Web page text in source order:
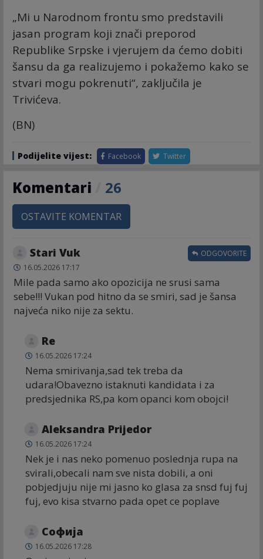
„Mi u Narodnom frontu smo predstavili
jasan program koji znači preporod
Republike Srpske i vjerujem da ćemo dobiti
šansu da ga realizujemo i pokažemo kako se
stvari mogu pokrenuti“, zaključila je
Trivićeva.
(BN)
Podijelite vijest: Facebook Twitter
Komentari 26
OSTAVITE KOMENTAR
Stari Vuk
16.05.2026 17:17
Mile pada samo ako opozicija ne srusi sama
sebe!!! Vukan pod hitno da se smiri, sad je šansa
najveća niko nije za sektu.
ODGOVORITE
Re
16.05.2026 17:24
Nema smirivanja,sad tek treba da
udara!Obavezno istaknuti kandidata i za
predsjednika RS,pa kom opanci kom obojci!
Aleksandra Prijedor
16.05.2026 17:24
Nek je i nas neko pomenuo poslednja rupa na
svirali,obecali nam sve nista dobili, a oni
pobjedjuju nije mi jasno ko glasa za snsd fuj fuj
fuj, evo kisa stvarno pada opet ce poplave
Софија
16.05.2026 17:28